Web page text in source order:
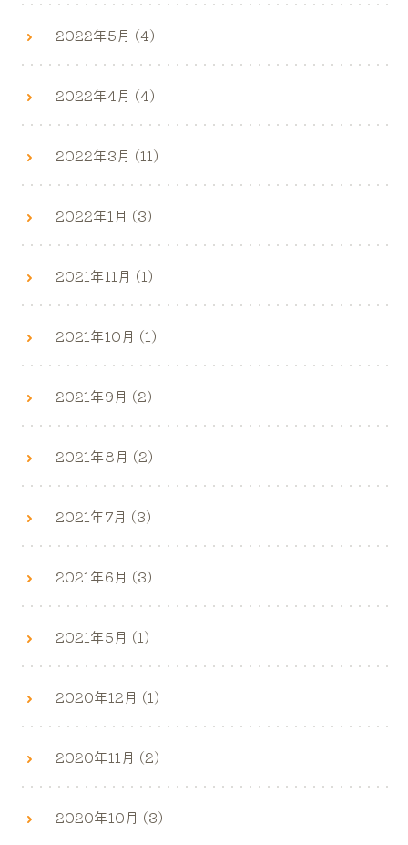
2022年5月 (4)
2022年4月 (4)
2022年3月 (11)
2022年1月 (3)
2021年11月 (1)
2021年10月 (1)
2021年9月 (2)
2021年8月 (2)
2021年7月 (3)
2021年6月 (3)
2021年5月 (1)
2020年12月 (1)
2020年11月 (2)
2020年10月 (3)